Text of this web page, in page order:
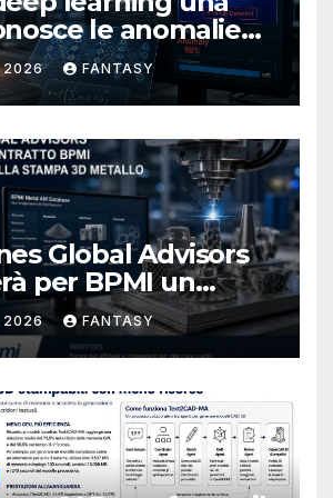
le anomalie
di fusione
2026 FANTASY
Global Advisors
per BPMI un
per la stampa 3D
destinata alla filiera
2026 FANTASY